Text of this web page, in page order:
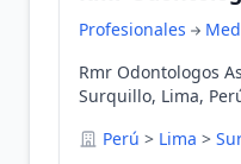
Profesionales
Rmr Odontologos
Surquillo, Lima,
Perú > Lima >